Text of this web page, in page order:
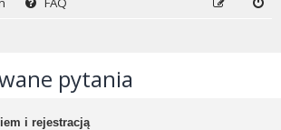
pytania
i rejestracją